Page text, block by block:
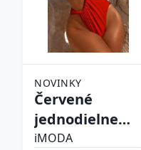
NOVINKY
Červené
jednodielne
plavky
iMODA